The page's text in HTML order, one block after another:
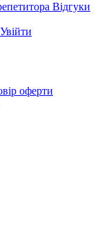
Відгуки
Увійти
оферти